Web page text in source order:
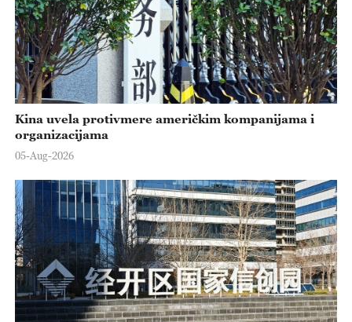
Kina uvela protivmere američkim kompanijama i
organizacijama
05-Aug-2026